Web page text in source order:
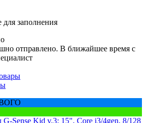
для заполнения
отправлено. В ближайшее время с